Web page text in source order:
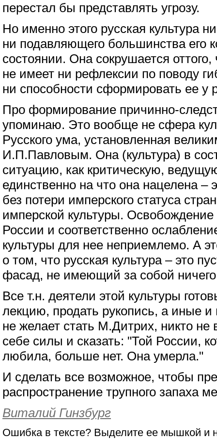
перестал бы представлять угрозу.
Но именно этого русская культура
ни подавляющего большинства его
состоянии. Она сокрушается оттого,
не имеет ни рефлексии по поводу
ни способности сформировать ее у
Про формирование причинно-
упоминаю. Это вообще не сфера
Русского ума, установленная
И.П.Павловым. Она (культура) в
ситуацию, как критическую,
единственно на что она нацелена –
без потери имперского статуса
имперской культуры. Освобождение
России и соответственно
культуры для нее неприемлемо. А
о том, что русская культура – это
фасад, не имеющий за собой ничего
Все т.н. деятели этой культуры
лекцию, продать рукопись, а иные
не желает стать М.Дитрих, никто не
себе силы и сказать: "Той России,
любила, больше нет. Она умерла."
И сделать все возможное, чтобы
распространение трупного запаха
Виталий Гинзбург
Ошибка в тексте? Выделите ее мышкой и